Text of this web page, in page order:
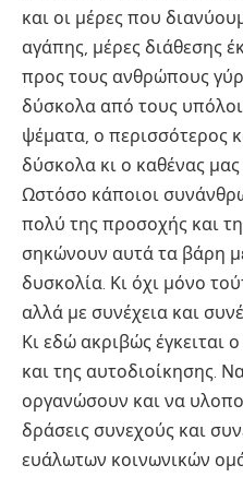
και οι μέρες που
αγάπης, μέρες διάθεσης
προς τους ανθρώπους
δύσκολα από τους
ψέματα, ο περισσότερος
δύσκολα κι ο καθένας
Ωστόσο κάποιοι
πολύ της προσοχής και
σηκώνουν αυτά τα βάρη
δυσκολία. Κι όχι μόνο
αλλά με συνέχεια και
Κι εδώ ακριβώς έγκειται
και της αυτοδιοίκησης.
οργανώσουν και να
δράσεις συνεχούς και
ευάλωτων κοινωνικών